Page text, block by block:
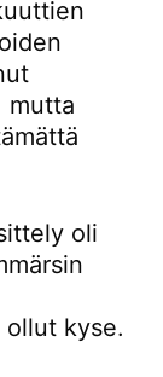
mutta
oli
kyse.